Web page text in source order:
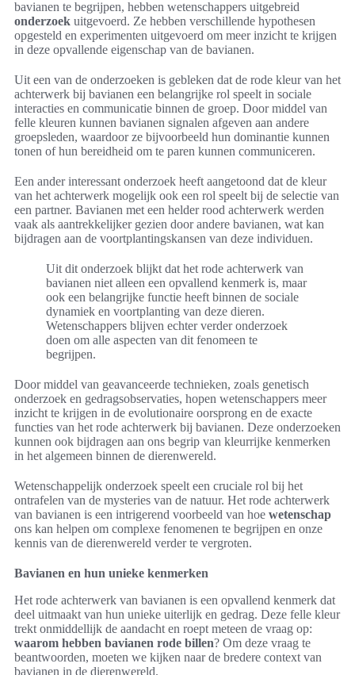
bavianen te begrijpen, hebben wetenschappers uitgebreid
onderzoek uitgevoerd. Ze hebben verschillende hypothesen
opgesteld en experimenten uitgevoerd om meer inzicht te krijgen
in deze opvallende eigenschap van de bavianen.
Uit een van de onderzoeken is gebleken dat de rode kleur van het
achterwerk bij bavianen een belangrijke rol speelt in sociale
interacties en communicatie binnen de groep. Door middel van
felle kleuren kunnen bavianen signalen afgeven aan andere
groepsleden, waardoor ze bijvoorbeeld hun dominantie kunnen
tonen of hun bereidheid om te paren kunnen communiceren.
Een ander interessant onderzoek heeft aangetoond dat de kleur
van het achterwerk mogelijk ook een rol speelt bij de selectie van
een partner. Bavianen met een helder rood achterwerk werden
vaak als aantrekkelijker gezien door andere bavianen, wat kan
bijdragen aan de voortplantingskansen van deze individuen.
Uit dit onderzoek blijkt dat het rode achterwerk van
bavianen niet alleen een opvallend kenmerk is, maar
ook een belangrijke functie heeft binnen de sociale
dynamiek en voortplanting van deze dieren.
Wetenschappers blijven echter verder onderzoek
doen om alle aspecten van dit fenomeen te
begrijpen.
Door middel van geavanceerde technieken, zoals genetisch
onderzoek en gedragsobservaties, hopen wetenschappers meer
inzicht te krijgen in de evolutionaire oorsprong en de exacte
functies van het rode achterwerk bij bavianen. Deze onderzoeken
kunnen ook bijdragen aan ons begrip van kleurrijke kenmerken
in het algemeen binnen de dierenwereld.
Wetenschappelijk onderzoek speelt een cruciale rol bij het
ontrafelen van de mysteries van de natuur. Het rode achterwerk
van bavianen is een intrigerend voorbeeld van hoe wetenschap
ons kan helpen om complexe fenomenen te begrijpen en onze
kennis van de dierenwereld verder te vergroten.
Bavianen en hun unieke kenmerken
Het rode achterwerk van bavianen is een opvallend kenmerk dat
deel uitmaakt van hun unieke uiterlijk en gedrag. Deze felle kleur
trekt onmiddellijk de aandacht en roept meteen de vraag op:
waarom hebben bavianen rode billen? Om deze vraag te
beantwoorden, moeten we kijken naar de bredere context van
bavianen in de dierenwereld.